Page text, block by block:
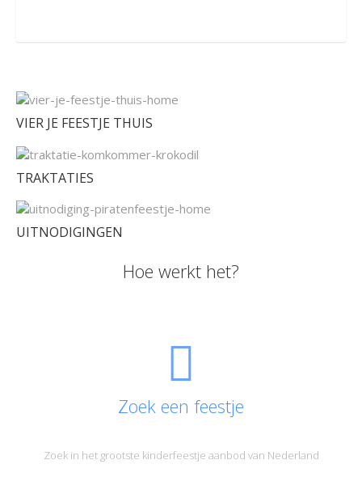
VIER JE FEESTJE THUIS
TRAKTATIES
UITNODIGINGEN
Hoe werkt het?
Zoek een feestje
Zoek in het grootste kinderfeestje aanbod van Nederland